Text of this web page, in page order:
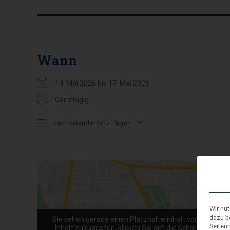
Wann
14. Mai 2026 bis 17. Mai 2026
Ganztägig
Zum Kalender hinzufügen
Sie sehen gerade einen Platzhalterinhalt von Google
Inhalt zuzugreifen, klicken Sie auf die Schaltfläche
Wir
dazu